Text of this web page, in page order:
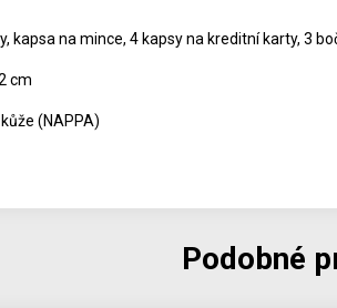
kapsa na mince, 4 kapsy na kreditní karty, 3
cm
(NAPPA)
Podobné